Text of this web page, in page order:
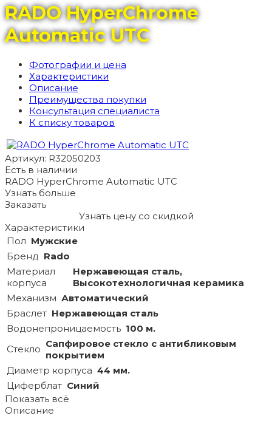
RADO HyperChrome
Automatic UTC
Фотографии и цена
Характеристики
Описание
Преимущества покупки
Консультация специалиста
К списку товаров
Артикул: R32050203
Есть в наличии
RADO HyperChrome Automatic UTC
Узнать больше
Заказать
Узнать цену со скидкой
Характеристики
Пол Мужские
Бренд Rado
Материал
корпуса
Нержавеющая сталь,
Высокотехнологичная керамика
Механизм Автоматический
Браслет Нержавеющая сталь
Водонепроницаемость 100 м.
Стекло Сапфировое стекло с антибликовым
покрытием
Диаметр корпуса 44 мм.
Циферблат Синий
Показать всё
Описание